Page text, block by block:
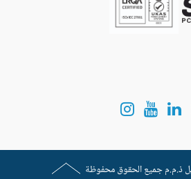
ذ.م.م جميع الحقوق محفوظة